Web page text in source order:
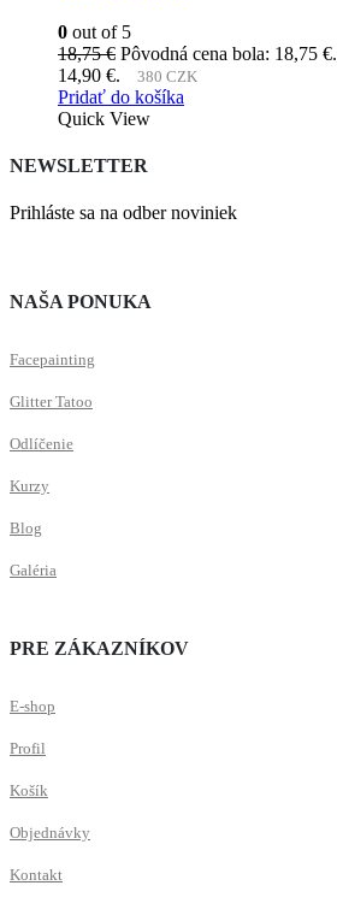
0 out of 5
18,75€ Pôvodná cena bola: 18,75 €.
14,90 €.
380 CZK
Pridať do košíka
Quick View
NEWSLETTER
Prihláste sa na odber noviniek
NAŠA PONUKA
Facepainting
Glitter Tatoo
Odlíčenie
Kurzy
Blog
Galéria
PRE ZÁKAZNÍKOV
E-shop
Profil
Košík
Objednávky
Kontakt